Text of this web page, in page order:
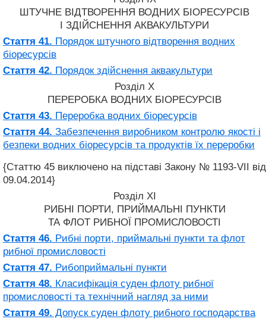
ШТУЧНЕ ВІДТВОРЕННЯ ВОДНИХ БІОРЕСУРСІВ
І ЗДІЙСНЕННЯ АКВАКУЛЬТУРИ
Стаття 41. Порядок штучного відтворення водних
біоресурсів
Стаття 42. Порядок здійснення аквакультури
Розділ X
ПЕРЕРОБКА ВОДНИХ БІОРЕСУРСІВ
Стаття 43. Переробка водних біоресурсів
Стаття 44. Забезпечення виробником контролю якості і
безпеки водних біоресурсів та продуктів їх переробки
{Статтю 45 виключено на підставі Закону № 1193-VII від
09.04.2014}
Розділ XI
РИБНІ ПОРТИ, ПРИЙМАЛЬНІ ПУНКТИ
ТА ФЛОТ РИБНОЇ ПРОМИСЛОВОСТІ
Стаття 46. Рибні порти, приймальні пункти та флот
рибної промисловості
Стаття 47. Рибоприймальні пункти
Стаття 48. Класифікація суден флоту рибної
промисловості та технічний нагляд за ними
Стаття 49. Допуск суден флоту рибного господарства